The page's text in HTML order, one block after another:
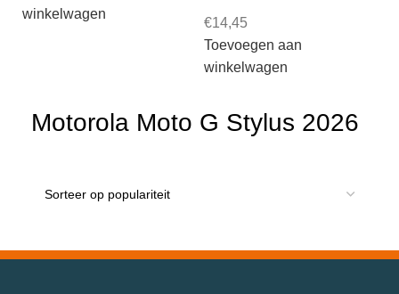
winkelwagen
€14,45
Toevoegen aan
winkelwagen
Motorola Moto G Stylus 2026